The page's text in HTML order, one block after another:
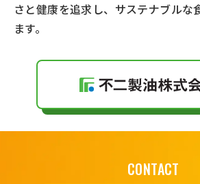
さと健康を追求し、サステナブルな
ます。
CONTACT